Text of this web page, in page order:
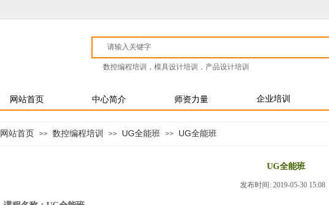
数控编程培训，模具设计培训，产品设计培训
网站首页 中心简介 师资力量 企业培训
网站首页 >> 数控编程培训 >> UG全能班 >> UG全能班
UG全能班
发布时间: 2019-05-30 15:08